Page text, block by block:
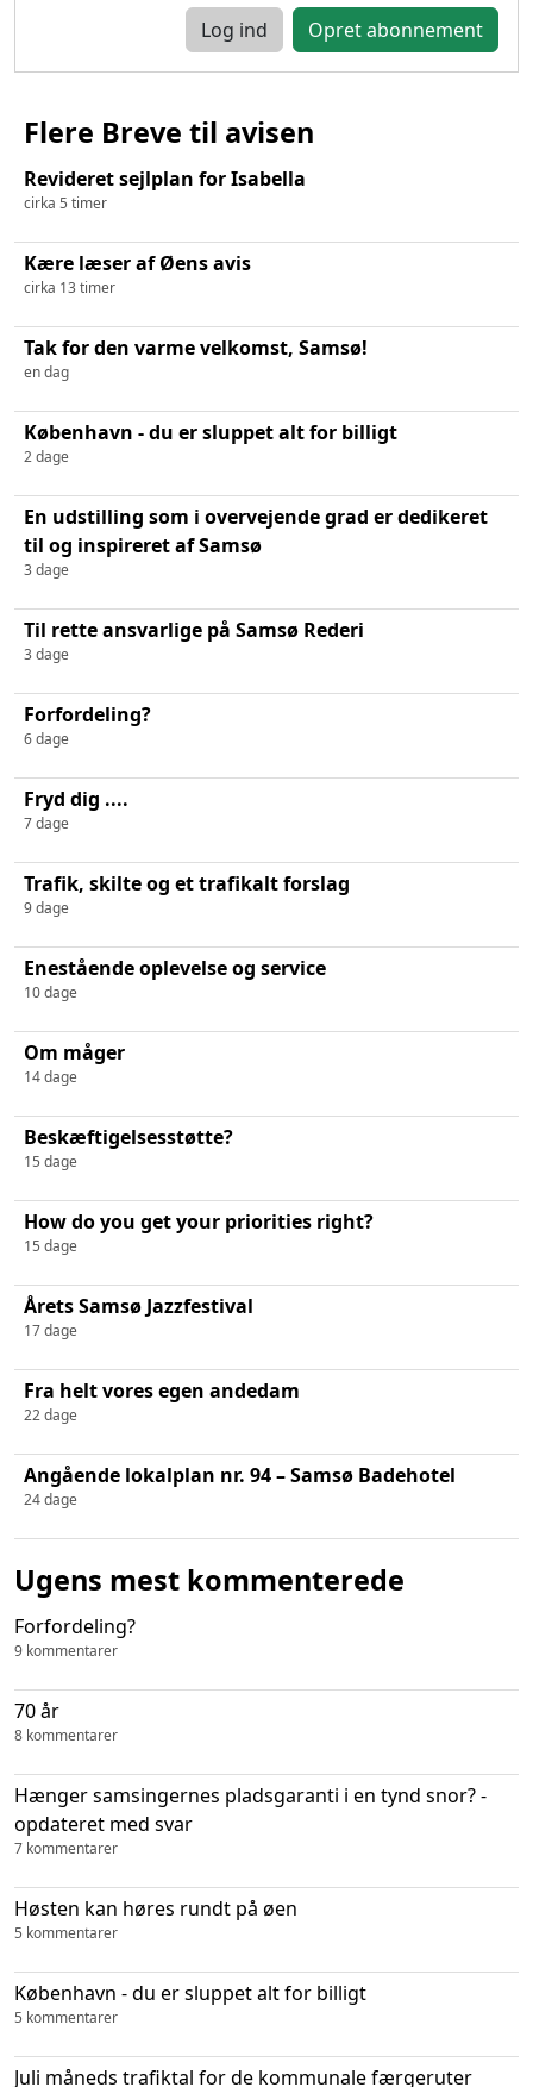
Log ind
Flere Breve til avisen
Revideret sejlplan for Isabella
cirka 5 timer
Kære læser af Øens avis
cirka 13 timer
Tak for den varme velkomst, Samsø!
en dag
København - du er sluppet alt for billigt
2 dage
En udstilling som i overvejende grad er dedikeret
til og inspireret af Samsø
3 dage
Til rette ansvarlige på Samsø Rederi
3 dage
Forfordeling?
6 dage
Fryd dig ....
7 dage
Trafik, skilte og et trafikalt forslag
9 dage
Enestående oplevelse og service
10 dage
Om måger
14 dage
Beskæftigelsesstøtte?
15 dage
How do you get your priorities right?
15 dage
Årets Samsø Jazzfestival
17 dage
Fra helt vores egen andedam
22 dage
Angående lokalplan nr. 94 – Samsø Badehotel
24 dage
Ugens mest kommenterede
Forfordeling?
9 kommentarer
70 år
8 kommentarer
Hænger samsingernes pladsgaranti i en tynd snor? -
opdateret med svar
7 kommentarer
Høsten kan høres rundt på øen
5 kommentarer
København - du er sluppet alt for billigt
5 kommentarer
Juli måneds trafiktal for de kommunale færgeruter